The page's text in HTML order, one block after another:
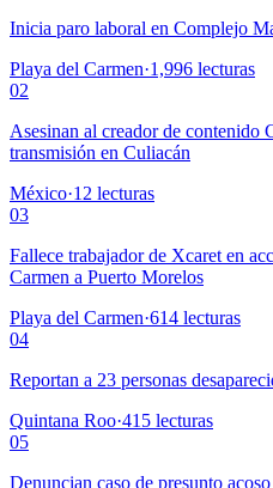
Inicia paro laboral en Complejo
Playa del Carmen·1,996 lecturas
02
Asesinan al creador de contenido
transmisión en Culiacán
México·12 lecturas
03
Fallece trabajador de Xcaret en
Carmen a Puerto Morelos
Playa del Carmen·614 lecturas
04
Reportan a 23 personas
Quintana Roo·415 lecturas
05
Denuncian caso de presunto